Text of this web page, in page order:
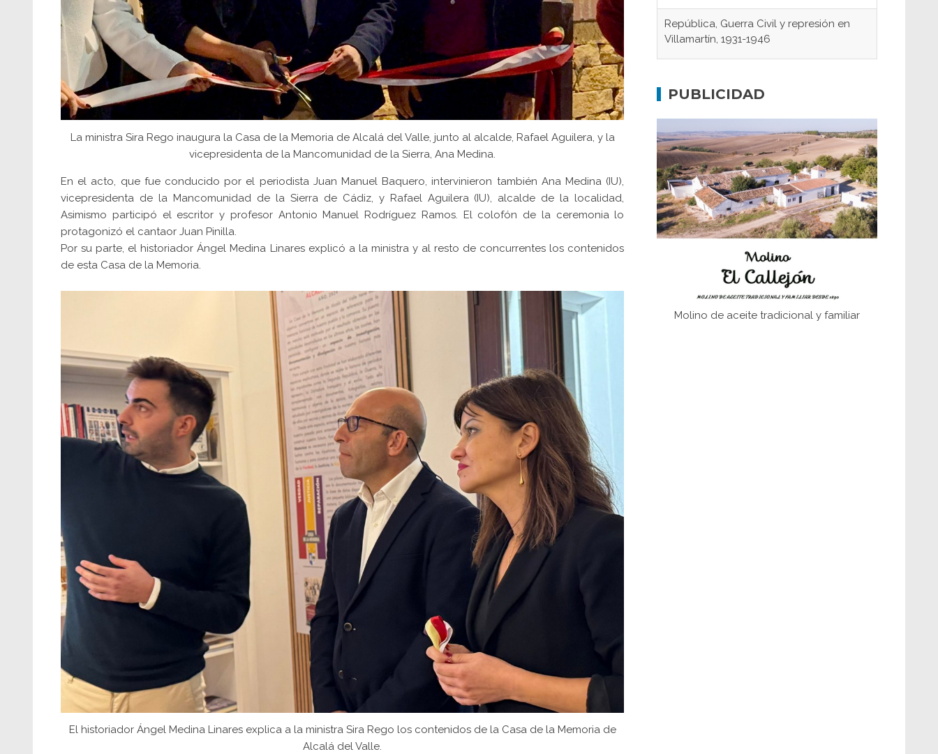
La ministra Sira Rego inaugura la Casa de la Memoria de Alcalá del Valle, junto al alcalde, Rafael Aguilera, y la
vicepresidenta de la Mancomunidad de la Sierra, Ana Medina.
En el acto, que fue conducido por el periodista Juan Manuel Baquero, intervinieron también Ana Medina (IU),
vicepresidenta de la Mancomunidad de la Sierra de Cádiz, y Rafael Aguilera (IU), alcalde de la localidad,
Asimismo participó el escritor y profesor Antonio Manuel Rodríguez Ramos. El colofón de la ceremonia lo
protagonizó el cantaor Juan Pinilla.
Por su parte, el historiador Ángel Medina Linares explicó a la ministra y al resto de concurrentes los contenidos
de esta Casa de la Memoria.
El historiador Ángel Medina Linares explica a la ministra Sira Rego los contenidos de la Casa de la Memoria de
Alcalá del Valle.
Gaditanos deportados a campos de
Don Perafán de Ribera y sus
El Frente Popular. Ubrique, febrero-julio
1936
Juntar las letras. La alfabetización en el
campo: del afán de saber a la
autogestión
Historia y vivencias del poblado de Los
PUBLICIDAD
Molino de aceite tradicional y familiar